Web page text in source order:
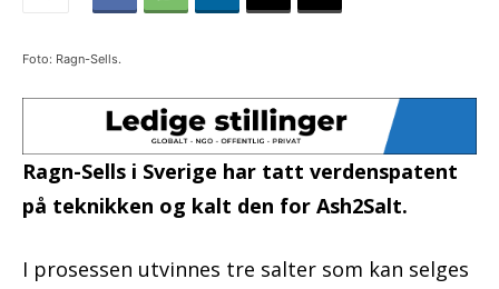
Foto: Ragn-Sells.
Ragn-Sells i Sverige har tatt verdenspatent
på teknikken og kalt den for Ash2Salt.
I prosessen utvinnes tre salter som kan selges